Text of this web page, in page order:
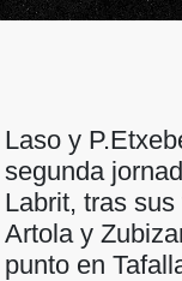
Laso y
segunda
Labrit, tras
Artola y
punto en